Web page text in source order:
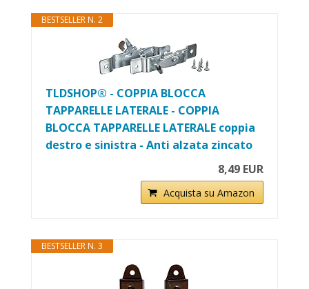
BESTSELLER N. 2
TLDSHOP® - COPPIA BLOCCA
TAPPARELLE LATERALE - COPPIA
BLOCCA TAPPARELLE LATERALE coppia
destro e sinistra - Anti alzata zincato
8,49 EUR
Acquista su Amazon
BESTSELLER N. 3